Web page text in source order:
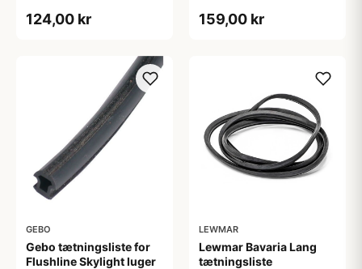
124,00 kr 159,00 kr
GEBO
Gebo tætningsliste for
Flushline Skylight luger
LEWMAR
Lewmar Bavaria Lang
tætningsliste